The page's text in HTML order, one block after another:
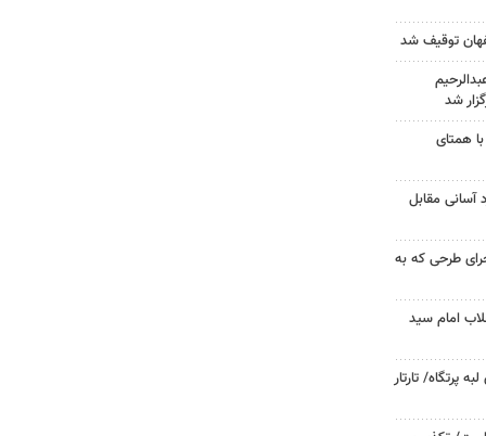
شد
همتای
آسانی مقابل
طرحی که به
امام سید
پرتگاه/ تارتار